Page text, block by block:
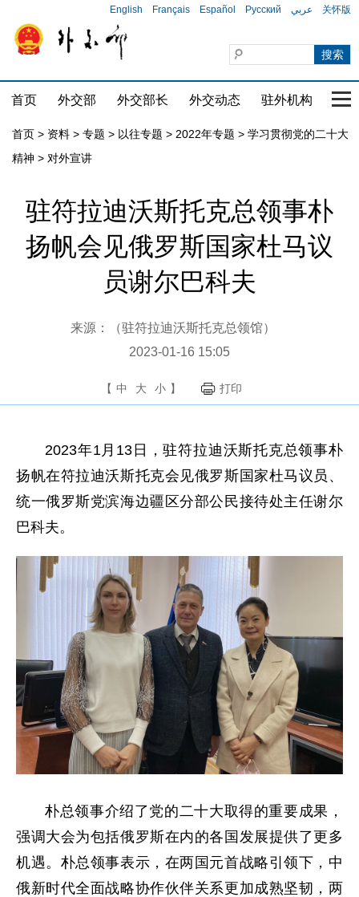
English Français Español Русский عربي 关怀版
首页 外交部 外交部长 外交动态 驻外机构 国
首页 > 资料 > 专题 > 以往专题 > 2022年专题 > 学习贯彻党的二十大
精神 > 对外宣讲
驻符拉迪沃斯托克总领事朴
扬帆会见俄罗斯国家杜马议
员谢尔巴科夫
来源：（驻符拉迪沃斯托克总领馆）
2023-01-16 15:05
【 中 大 小 】 打印
2023年1月13日，驻符拉迪沃斯托克总领事朴
扬帆在符拉迪沃斯托克会见俄罗斯国家杜马议员、
统一俄罗斯党滨海边疆区分部公民接待处主任谢尔
巴科夫。
朴总领事介绍了党的二十大取得的重要成果，
强调大会为包括俄罗斯在内的各国发展提供了更多
机遇。朴总领事表示，在两国元首战略引领下，中
俄新时代全面战略协作伙伴关系更加成熟坚韧，两